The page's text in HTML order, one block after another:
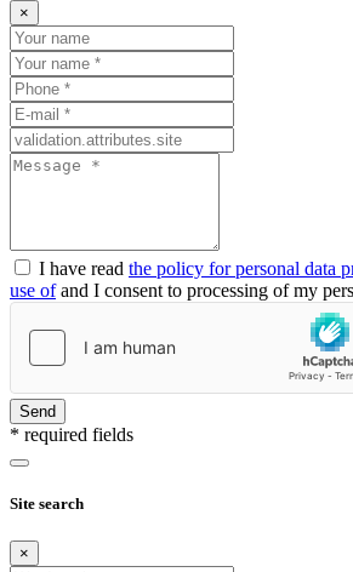
×
I have read the policy for personal data
use ofand I consent to processing of my
Send
* required fields
Site search
×